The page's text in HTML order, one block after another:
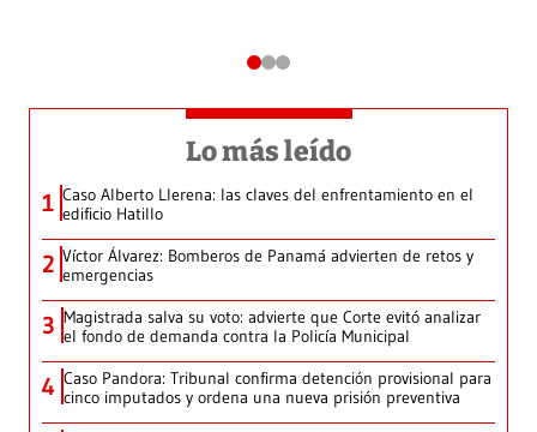
Lo más leído
1 Caso Alberto Llerena: las claves del enfrentamiento en el
edificio Hatillo
2 Víctor Álvarez: Bomberos de Panamá advierten de retos y
emergencias
3 Magistrada salva su voto: advierte que Corte evitó analizar
el fondo de demanda contra la Policía Municipal
4 Caso Pandora: Tribunal confirma detención provisional para
cinco imputados y ordena una nueva prisión preventiva